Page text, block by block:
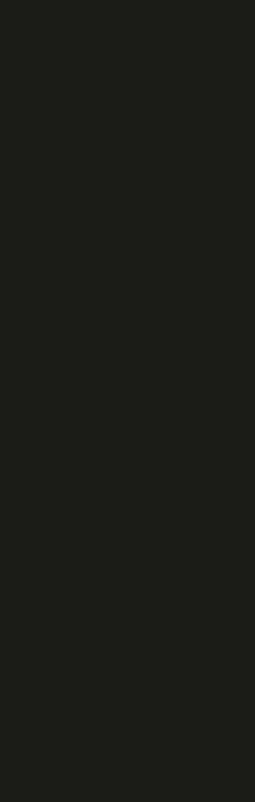
manda no
isso com o Barboza,
não fariam isso com
serve também
problemas pessoais,
do Botafogo,
o Palmeiras para
Gustavo Villani.
muito séria. Ele